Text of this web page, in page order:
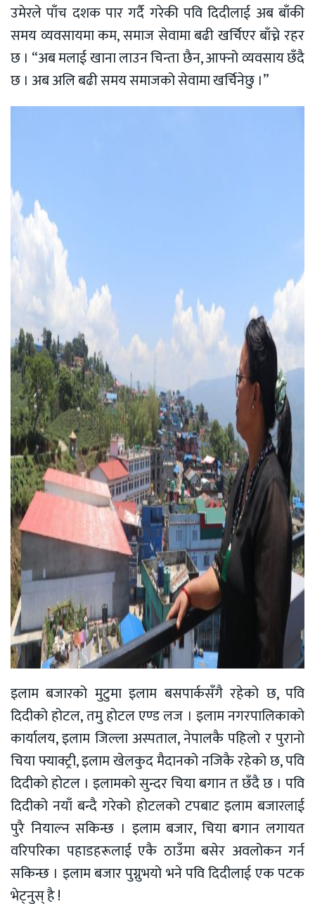
उमेरले पाँच दशक पार गर्दै गरेकी पवि दिदीलाई अब बाँकी
समय व्यवसायमा कम, समाज सेवामा बढी खर्चिएर बाँच्ने रहर
छ । “अब मलाई खाना लाउन चिन्ता छैन, आफ्नो व्यवसाय छँदै
छ । अब अलि बढी समय समाजको सेवामा खर्चिनेछु ।”
इलाम बजारको मुटुमा इलाम बसपार्कसँगै रहेको छ, पवि
दिदीको होटल, तमु होटल एण्ड लज । इलाम नगरपालिकाको
कार्यालय, इलाम जिल्ला अस्पताल, नेपालकै पहिलो र पुरानो
चिया फ्याक्ट्री, इलाम खेलकुद मैदानको नजिकै रहेको छ, पवि
दिदीकाे होटल । इलामको सुन्दर चिया बगान त छँदै छ । पवि
दिदीको नयाँ बन्दै गरेको होटलको टपबाट इलाम बजारलाई
पुरै नियाल्न सकिन्छ । इलाम बजार, चिया बगान लगायत
वरिपरिका पहाडहरूलाई एकै ठाउँमा बसेर अवलोकन गर्न
सकिन्छ । इलाम बजार पुग्नुभयो भने पवि दिदीलाई एक पटक
भेट्नुस् है !